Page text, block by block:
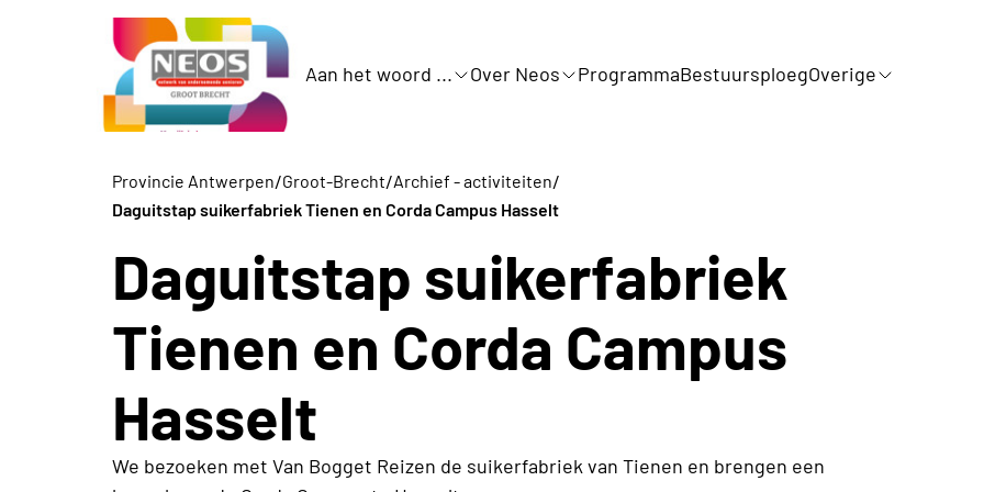
Aan het woord ... Over Neos ProgrammaBestuursploegOverige
Provincie Antwerpen/Groot-Brecht/Archief - activiteiten/
Daguitstap suikerfabriek Tienen en Corda Campus Hasselt
Daguitstap suikerfabriek
Tienen en Corda Campus
Hasselt
We bezoeken met Van Bogget Reizen de suikerfabriek van Tienen en brengen een